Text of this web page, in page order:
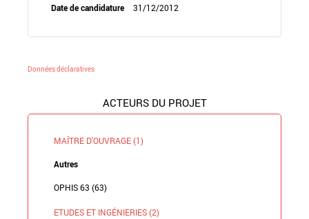
Date de candidature
31/12/2012
Données déclaratives
ACTEURS DU PROJET
MAÎTRE D'OUVRAGE (1)
Autres
OPHIS 63 (63)
ETUDES ET INGÉNIERIES (2)